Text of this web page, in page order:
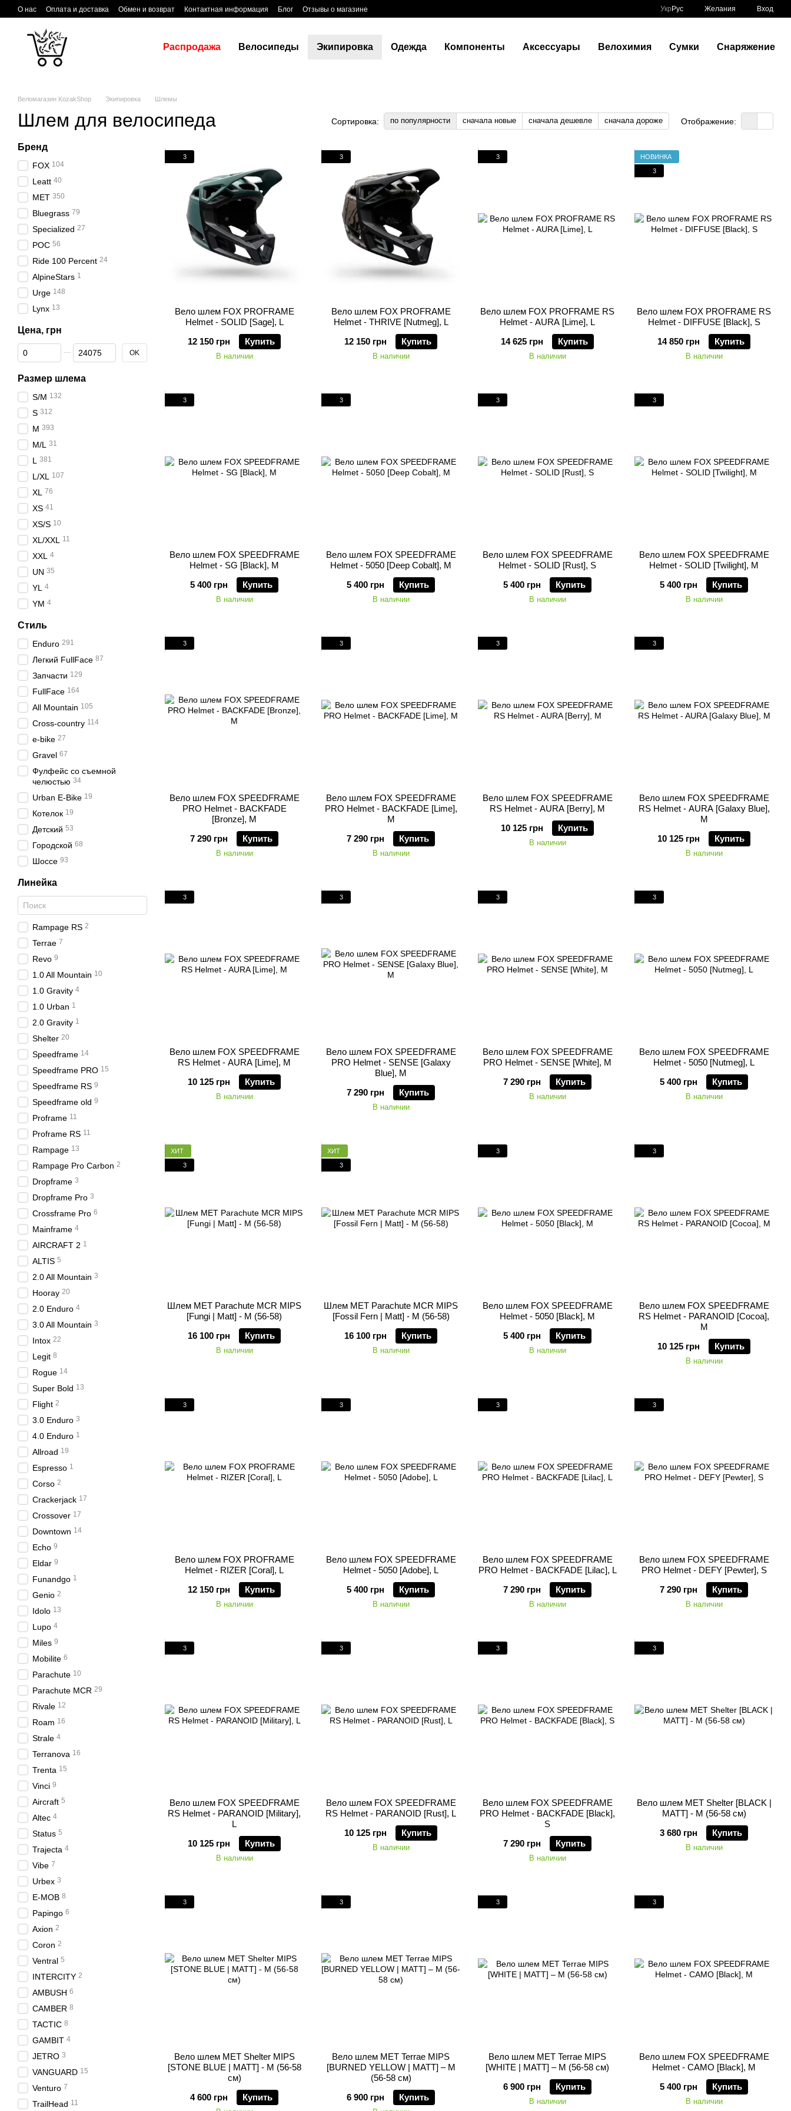
Перейти к основному контенту
О нас Оплата и доставка Обмен и возврат Контактная информация Блог Отзывы о магазине Укр Рус Желания Вход
Распродажа Велосипеды Экипировка Одежда Компоненты Аксессуары Велохимия Сумки Снаряжение
Веломагазин KozakShop Экипировка Шлемы
Шлем для велосипеда Сортировка: по популярности сначала новые сначала дешевле сначала дороже Отображение:
3
Вело шлем FOX PROFRAME
Helmet - SOLID [Sage], L
12 150 грн
Купить
В наличии
3
Вело шлем FOX PROFRAME
Helmet - THRIVE [Nutmeg], L
12 150 грн
Купить
В наличии
3
Вело шлем FOX PROFRAME RS
Helmet - AURA [Lime], L
14 625 грн
Купить
В наличии
НОВИНКА
3
Вело шлем FOX PROFRAME RS
Helmet - DIFFUSE [Black], S
14 850 грн
Купить
В наличии
3
Вело шлем FOX SPEEDFRAME
Helmet - SG [Black], M
5 400 грн
Купить
В наличии
3
Вело шлем FOX SPEEDFRAME
Helmet - 5050 [Deep Cobalt], M
5 400 грн
Купить
В наличии
3
Вело шлем FOX SPEEDFRAME
Helmet - SOLID [Rust], S
5 400 грн
Купить
В наличии
3
Вело шлем FOX SPEEDFRAME
Helmet - SOLID [Twilight], M
5 400 грн
Купить
В наличии
3
Вело шлем FOX SPEEDFRAME
PRO Helmet - BACKFADE
[Bronze], M
7 290 грн
Купить
В наличии
3
Вело шлем FOX SPEEDFRAME
PRO Helmet - BACKFADE [Lime],
M
7 290 грн
Купить
В наличии
3
Вело шлем FOX SPEEDFRAME
RS Helmet - AURA [Berry], M
10 125 грн
Купить
В наличии
3
Вело шлем FOX SPEEDFRAME
RS Helmet - AURA [Galaxy Blue],
M
10 125 грн
Купить
В наличии
3
Вело шлем FOX SPEEDFRAME
RS Helmet - AURA [Lime], M
10 125 грн
Купить
В наличии
3
Вело шлем FOX SPEEDFRAME
PRO Helmet - SENSE [Galaxy
Blue], M
7 290 грн
Купить
В наличии
3
Вело шлем FOX SPEEDFRAME
PRO Helmet - SENSE [White], M
7 290 грн
Купить
В наличии
3
Вело шлем FOX SPEEDFRAME
Helmet - 5050 [Nutmeg], L
5 400 грн
Купить
В наличии
ХИТ
3
Шлем MET Parachute MCR MIPS
[Fungi | Matt] - M (56-58)
16 100 грн
Купить
В наличии
ХИТ
3
Шлем MET Parachute MCR MIPS
[Fossil Fern | Matt] - M (56-58)
16 100 грн
Купить
В наличии
3
Вело шлем FOX SPEEDFRAME
Helmet - 5050 [Black], M
5 400 грн
Купить
В наличии
3
Вело шлем FOX SPEEDFRAME
RS Helmet - PARANOID [Cocoa],
M
10 125 грн
Купить
В наличии
3
Вело шлем FOX PROFRAME
Helmet - RIZER [Coral], L
12 150 грн
Купить
В наличии
3
Вело шлем FOX SPEEDFRAME
Helmet - 5050 [Adobe], L
5 400 грн
Купить
В наличии
3
Вело шлем FOX SPEEDFRAME
PRO Helmet - BACKFADE [Lilac], L
7 290 грн
Купить
В наличии
3
Вело шлем FOX SPEEDFRAME
PRO Helmet - DEFY [Pewter], S
7 290 грн
Купить
В наличии
3
Вело шлем FOX SPEEDFRAME
RS Helmet - PARANOID [Military],
L
10 125 грн
Купить
В наличии
3
Вело шлем FOX SPEEDFRAME
RS Helmet - PARANOID [Rust], L
10 125 грн
Купить
В наличии
3
Вело шлем FOX SPEEDFRAME
PRO Helmet - BACKFADE [Black],
S
7 290 грн
Купить
В наличии
3
Вело шлем MET Shelter [BLACK |
MATT] - M (56-58 см)
3 680 грн
Купить
В наличии
3
Вело шлем MET Shelter MIPS
[STONE BLUE | MATT] - M (56-58
см)
4 600 грн
Купить
3
Вело шлем MET Terrae MIPS
[BURNED YELLOW | MATT] – M
(56-58 см)
6 900 грн
Купить
3
Вело шлем MET Terrae MIPS
[WHITE | MATT] – M (56-58 см)
6 900 грн
Купить
В наличии
3
Вело шлем FOX SPEEDFRAME
Helmet - CAMO [Black], M
5 400 грн
Купить
В наличии
Бренд
FOX 104
Leatt 40
MET 350
Bluegrass 79
Specialized 27
POC 56
Ride 100 Percent 24
AlpineStars 1
Urge 148
Lynx 13
Цена, грн
От Цена, грн
До Цена, грн OK
Размер шлема
S/M 132
S 312
M 393
M/L 31
L 381
L/XL 107
XL 76
XS 41
XS/S 10
XL/XXL 11
XXL 4
UN 35
YL 4
YM 4
Стиль
Enduro 291
Легкий FullFace 87
Запчасти 129
FullFace 164
All Mountain 105
Cross-country 114
e-bike 27
Gravel 67
Фулфейс со съемной
челюстью 34
Urban E-Bike 19
Котелок 19
Детский 53
Городской 68
Шоссе 93
Линейка
Rampage RS 2
Terrae 7
Revo 9
1.0 All Mountain 10
1.0 Gravity 4
1.0 Urban 1
2.0 Gravity 1
Shelter 20
Speedframe 14
Speedframe PRO 15
Speedframe RS 9
Speedframe old 9
Proframe 11
Proframe RS 11
Rampage 13
Rampage Pro Carbon 2
Dropframe 3
Dropframe Pro 3
Crossframe Pro 6
Mainframe 4
AIRCRAFT 2 1
ALTIS 5
2.0 All Mountain 3
Hooray 20
2.0 Enduro 4
3.0 All Mountain 3
Intox 22
Legit 8
Rogue 14
Super Bold 13
Flight 2
3.0 Enduro 3
4.0 Enduro 1
Allroad 19
Espresso 1
Corso 2
Crackerjack 17
Crossover 17
Downtown 14
Echo 9
Eldar 9
Funandgo 1
Genio 2
Idolo 13
Lupo 4
Miles 9
Mobilite 6
Parachute 10
Parachute MCR 29
Rivale 12
Roam 16
Strale 4
Terranova 16
Trenta 15
Vinci 9
Aircraft 5
Altec 4
Status 5
Trajecta 4
Vibe 7
Urbex 3
E-MOB 8
Papingo 6
Axion 2
Coron 2
Ventral 5
INTERCITY 2
AMBUSH 6
CAMBER 8
TACTIC 8
GAMBIT 4
JETRO 3
VANGUARD 15
Venturo 7
TrailHead 11